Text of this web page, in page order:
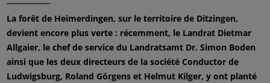
La forêt de Heimerdingen, sur le territoire de Ditzingen,
devient encore plus verte : récemment, le Landrat Dietmar
Allgaier, le chef de service du Landratsamt Dr. Simon Boden
ainsi que les deux directeurs de la société Conductor de
Ludwigsburg, Roland Görgens et Helmut Kilger, y ont planté